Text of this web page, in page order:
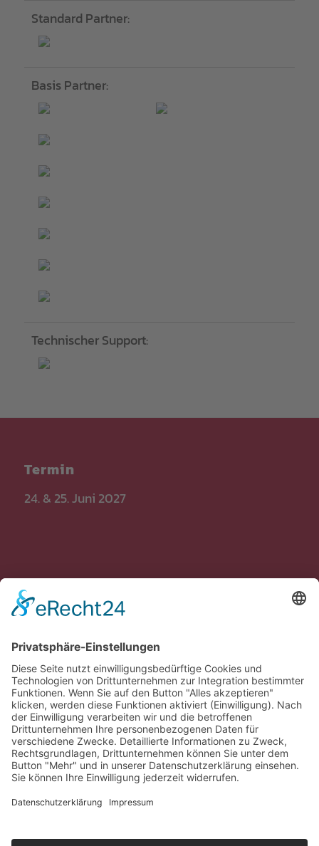
Standard Partner:
Basis Partner:
Technischer Support:
Termin
24. & 25. Juni 2027
Veranstaltungsort
Carl-Oelemann-Weg 5
61231 Bad Nauheim
Anmeldung
Bekanntgabe freigeschaltet.